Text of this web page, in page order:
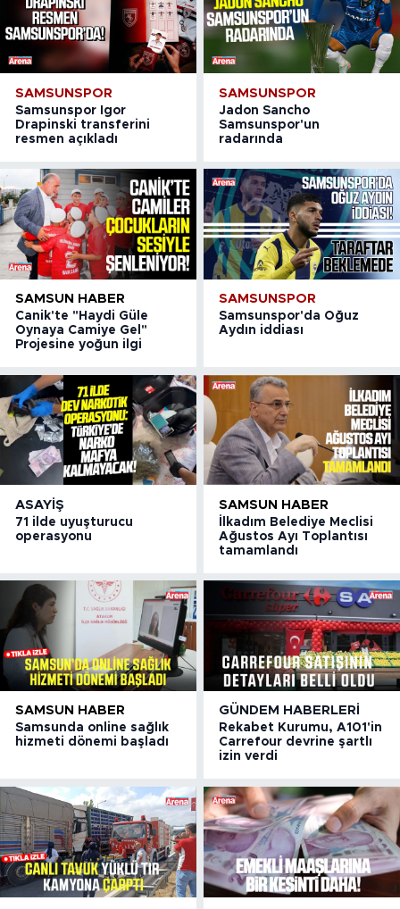
SAMSUNSPOR
Samsunspor Igor
Drapinski transferini
resmen açıkladı
SAMSUNSPOR
Jadon Sancho
Samsunspor'un
radarında
SAMSUN HABER
Canik'te "Haydi Güle
Oynaya Camiye Gel"
Projesine yoğun ilgi
SAMSUNSPOR
Samsunspor'da Oğuz
Aydın iddiası
ASAYIŞ
71 ilde uyuşturucu
operasyonu
SAMSUN HABER
İlkadım Belediye Meclisi
Ağustos Ayı Toplantısı
tamamlandı
SAMSUN HABER
Samsunda online sağlık
hizmeti dönemi başladı
GÜNDEM HABERLERI
Rekabet Kurumu, A101'in
Carrefour devrine şartlı
izin verdi